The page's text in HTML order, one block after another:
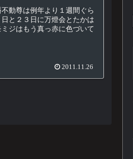
動尊は例年より１週間ぐら
と２３日に万燈会とたかは
ジはもう真っ赤に色づいて
2011.11.26